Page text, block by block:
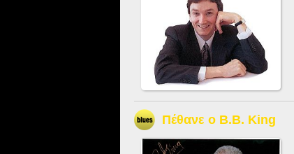
Πέθανε ο B.B. King